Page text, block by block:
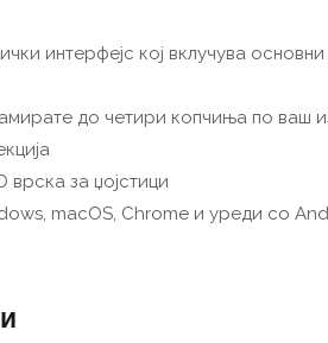
интерфејс кој вклучува
до четири копчиња по ваш
за џојстици
macOS, Chrome и уреди со